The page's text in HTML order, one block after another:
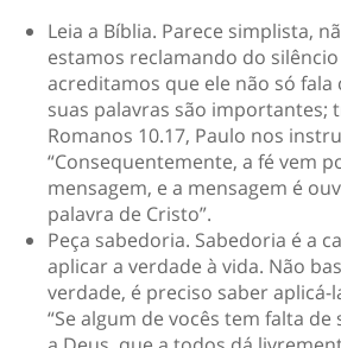
Leia a Bíblia. Parece simplista,
estamos reclamando do
acreditamos que ele não só
suas palavras são importantes;
Romanos 10.17, Paulo nos
“Consequentemente, a fé vem
mensagem, e a mensagem é
palavra de Cristo”.
Peça sabedoria. Sabedoria é a
aplicar a verdade à vida. Não
verdade, é preciso saber aplicá-
“Se algum de vocês tem falta de